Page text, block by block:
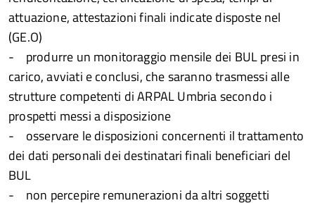
attuazione, attestazioni finali indicate disposte nel
(GE.O)
- produrre un monitoraggio mensile dei BUL presi in
carico, avviati e conclusi, che saranno trasmessi alle
strutture competenti di ARPAL Umbria secondo i
prospetti messi a disposizione
- osservare le disposizioni concernenti il trattamento
dei dati personali dei destinatari finali beneficiari del
BUL
- non percepire remunerazioni da altri soggetti